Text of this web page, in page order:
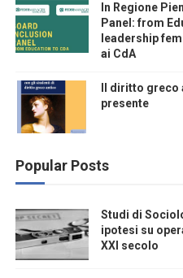
In Regione
Panel: from
leadership
ai CdA
Il diritto greco
presente
Popular Posts
Studi di
ipotesi su
XXI secolo